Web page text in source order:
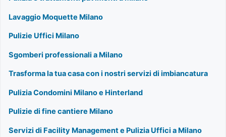
Lavaggio Moquette Milano
Pulizie Uffici Milano
Sgomberi professionali a Milano
Trasforma la tua casa con i nostri servizi di imbiancatura
Pulizia Condomini Milano e Hinterland
Pulizie di fine cantiere Milano
Servizi di Facility Management e Pulizia Uffici a Milano